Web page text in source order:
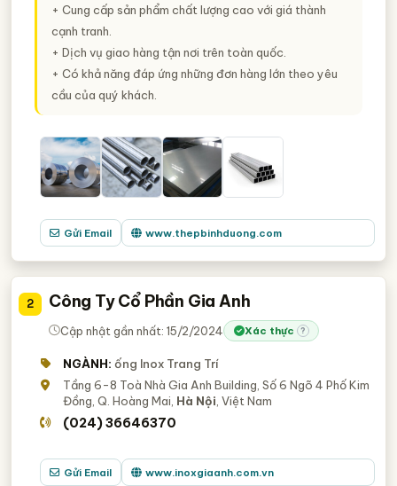
+ Cung cấp sản phẩm chất lượng cao với giá thành
cạnh tranh.
+ Dịch vụ giao hàng tận nơi trên toàn quốc.
+ Có khả năng đáp ứng những đơn hàng lớn theo yêu
cầu của quý khách.
Gửi Email www.thepbinhduong.com
2 Công Ty Cổ Phần Gia Anh
Cập nhật gần nhất: 15/2/2024 Xác thực ?
NGÀNH: ống Inox Trang Trí
Tầng 6-8 Toà Nhà Gia Anh Building, Số 6 Ngõ 4 Phố Kim
Đồng, Q. Hoàng Mai, Hà Nội , Việt Nam
(024) 36646370
Gửi Email www.inoxgiaanh.com.vn